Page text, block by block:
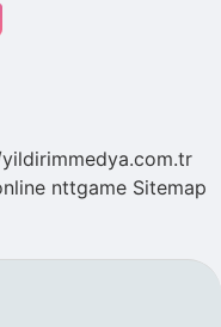
nttgame Sitemap